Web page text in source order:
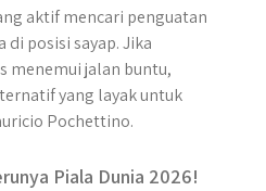
aktif mencari penguatan
posisi sayap. Jika
menemui jalan buntu,
yang layak untuk
Pochettino.
Piala Dunia 2026!